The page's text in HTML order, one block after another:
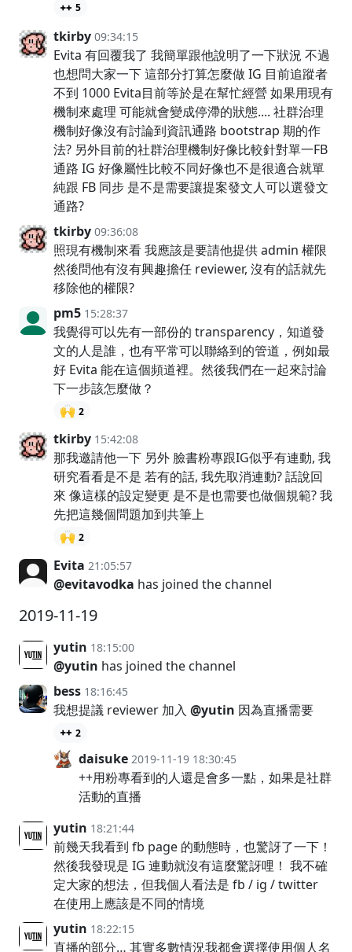
5
tkirby 09:34:15
Evita 有回覆我了 我簡單跟他說明了一下狀況 不過
也想問大家一下 這部分打算怎麼做 IG 目前追蹤者
不到 1000 Evita目前等於是在幫忙經營 如果用現有
機制來處理 可能就會變成停滯的狀態.... 社群治理
機制好像沒有討論到資訊通路 bootstrap 期的作
法? 另外目前的社群治理機制好像比較針對單一FB
通路 IG 好像屬性比較不同好像也不是很適合就單
純跟 FB 同步 是不是需要讓提案發文人可以選發文
通路?
tkirby 09:36:08
照現有機制來看 我應該是要請他提供 admin 權限
然後問他有沒有興趣擔任 reviewer, 沒有的話就先
移除他的權限?
pm5 15:28:37
我覺得可以先有一部份的 transparency，知道發
文的人是誰，也有平常可以聯絡到的管道，例如最
好 Evita 能在這個頻道裡。然後我們在一起來討論
下一步該怎麼做？
🙌 2
tkirby 15:42:08
那我邀請他一下 另外 臉書粉專跟IG似乎有連動, 我
研究看看是不是 若有的話, 我先取消連動? 話說回
來 像這樣的設定變更 是不是也需要也做個規範? 我
先把這幾個問題加到共筆上
🙌 2
Evita 21:05:57
@evitavodka has joined the channel
2019-11-19
yutin 18:15:00
@yutin has joined the channel
bess 18:16:45
我想提議 reviewer 加入 @yutin 因為直播需要
2
daisuke 2019-11-19 18:30:45
++用粉專看到的人還是會多一點，如果是社群
活動的直播
yutin 18:21:44
前幾天我看到 fb page 的動態時，也驚訝了一下！
然後我發現是 IG 連動就沒有這麼驚訝哩！ 我不確
定大家的想法，但我個人看法是 fb / ig / twitter
在使用上應該是不同的情境
yutin 18:22:15
直播的部分… 其實多數情況我都會選擇使用個人名